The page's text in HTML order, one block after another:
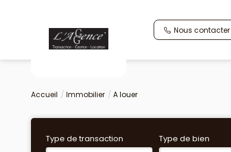
Nous contacter
Accueil Immobilier A louer
Type de transaction Type de bien